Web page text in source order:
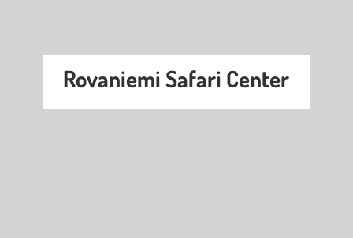
Rovaniemi Safari Center